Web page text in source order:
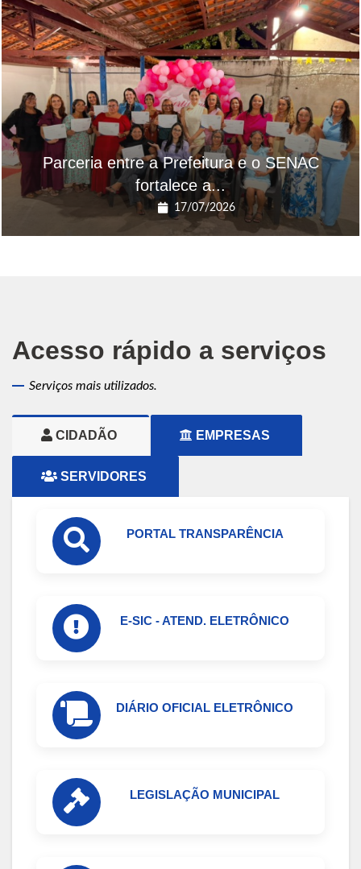
Parceria entre a Prefeitura e o SENAC
fortalece a...
17/07/2026
Acesso rápido a serviços
Serviços mais utilizados.
CIDADÃO EMPRESAS
SERVIDORES
PORTAL TRANSPARÊNCIA
E-SIC - ATEND. ELETRÔNICO
DIÁRIO OFICIAL ELETRÔNICO
LEGISLAÇÃO MUNICIPAL